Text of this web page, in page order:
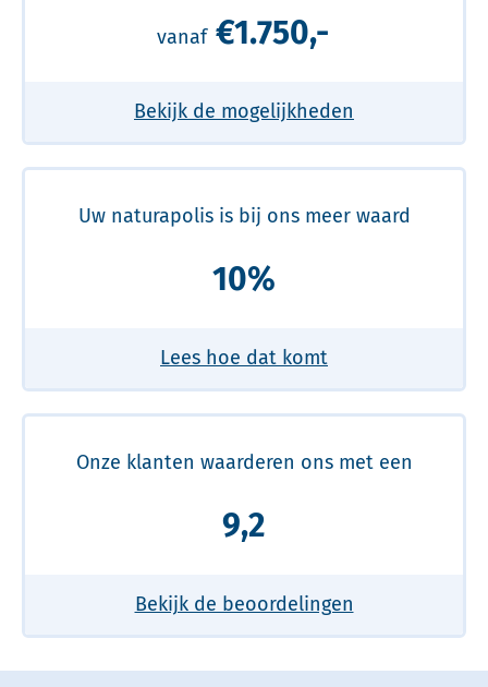
vanaf €1.750,-
Bekijk de mogelijkheden
Uw naturapolis is bij ons meer waard
10%
Lees hoe dat komt
Onze klanten waarderen ons met een
9,2
Bekijk de beoordelingen